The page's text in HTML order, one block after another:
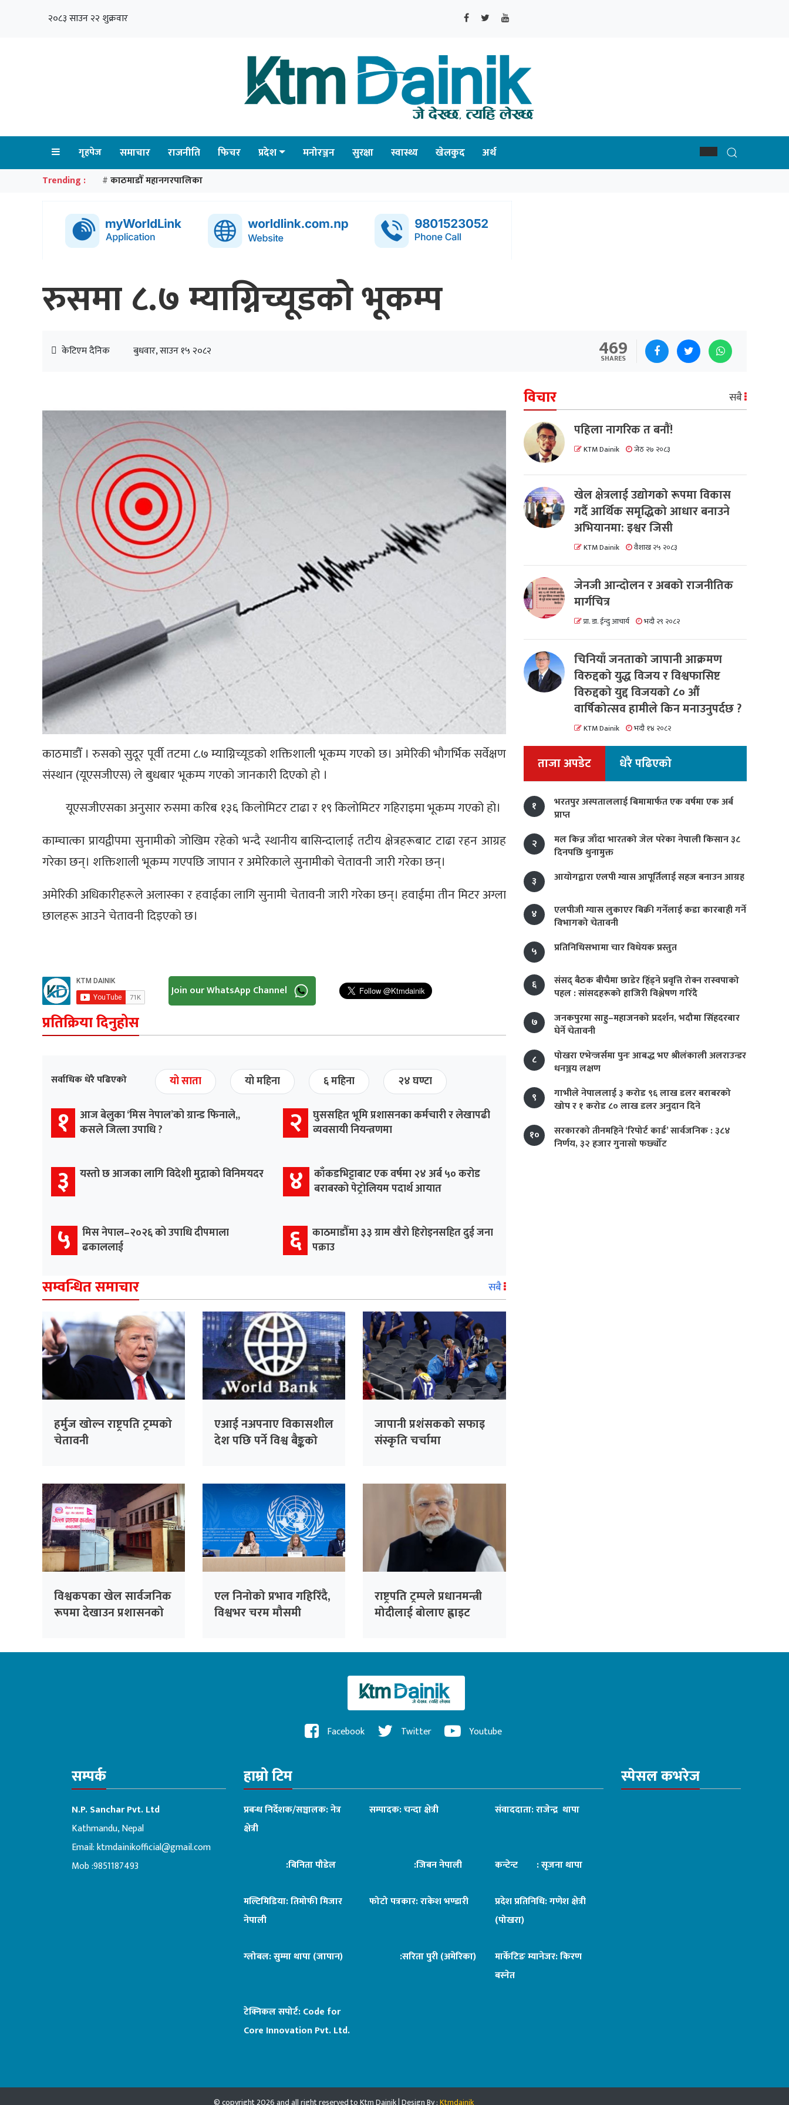
२०८३ साउन २२ शुक्रवार
गृहपेज समाचार राजनीति फिचर प्रदेश मनोरञ्जन सुरक्षा स्वास्थ्य खेलकुद अर्थ
Trending : # काठमाडौँ महानगरपालिका
रुसमा ८.७ म्याग्निच्यूडको भूकम्प
केटिएम दैनिक बुधवार, साउन १५ २०८२ 469
SHARES
काठमाडौँ । रुसको सुदूर पूर्वी तटमा ८.७ म्याग्निच्यूडको शक्तिशाली भूकम्प गएको छ। अमेरिकी भौगर्भिक सर्वेक्षण
संस्थान (यूएसजीएस) ले बुधबार भूकम्प गएको जानकारी दिएको हो ।
यूएसजीएसका अनुसार रुसमा करिब १३६ किलोमिटर टाढा र १९ किलोमिटर गहिराइमा भूकम्प गएको हो।
काम्चात्का प्रायद्वीपमा सुनामीको जोखिम रहेको भन्दै स्थानीय बासिन्दालाई तटीय क्षेत्रहरूबाट टाढा रहन आग्रह
गरेका छन्। शक्तिशाली भूकम्प गएपछि जापान र अमेरिकाले सुनामीको चेतावनी जारी गरेका छन्।
अमेरिकी अधिकारीहरूले अलास्का र हवाईका लागि सुनामी चेतावनी जारी गरेका छन्। हवाईमा तीन मिटर अग्ला
छालहरू आउने चेतावनी दिइएको छ।
Join our WhatsApp Channel
प्रतिक्रिया दिनुहोस
सर्वाधिक धेरै पढिएको यो साता यो महिना ६ महिना २४ घण्टा
१ आज बेलुका ‘मिस नेपाल’को ग्रान्ड फिनाले,,
कसले जित्ला उपाधि ?
२ घुससहित भूमि प्रशासनका कर्मचारी र लेखापढी
व्यवसायी नियन्त्रणमा
३ यस्तो छ आजका लागि विदेशी मुद्राको विनिमयदर ४ काँकडभिट्टाबाट एक वर्षमा २४ अर्ब ५० करोड
बराबरको पेट्रोलियम पदार्थ आयात
५ मिस नेपाल–२०२६ को उपाधि दीपमाला
ढकाललाई
६ काठमाडौँमा ३३ ग्राम खैरो हिरोइनसहित दुई जना
पक्राउ
सम्वन्धित समाचार सबै
हर्मुज खोल्न राष्ट्रपति ट्रम्पको
चेतावनी
एआई नअपनाए विकासशील
देश पछि पर्ने विश्व बैङ्कको
जापानी प्रशंसकको सफाइ
संस्कृति चर्चामा
विश्वकपका खेल सार्वजनिक
रूपमा देखाउन प्रशासनको
एल निनोको प्रभाव गहिरिँदै,
विश्वभर चरम मौसमी
राष्ट्रपति ट्रम्पले प्रधानमन्त्री
मोदीलाई बोलाए ह्वाइट
विचार सबै
पहिला नागरिक त बनाैं!
KTM Dainik जेठ २७ २०८३
खेल क्षेत्रलाई उद्योगको रूपमा विकास
गर्दै आर्थिक समृद्धिको आधार बनाउने
अभियानमा: इश्वर जिसी
KTM Dainik वैशाख २५ २०८३
जेनजी आन्दोलन र अबको राजनीतिक
मार्गचित्र
प्रा. डा. ईन्दु आचार्य भदौ २९ २०८२
चिनियाँ जनताको जापानी आक्रमण
विरुद्दको युद्ध विजय र विश्वफासिष्ट
विरुद्दको युद्द विजयको ८० औं
वार्षिकोत्सव हामीले किन मनाउनुपर्दछ ?
KTM Dainik भदौ १४ २०८२
ताजा अपडेट धेरै पढिएको
१
भरतपुर अस्पताललाई बिमामार्फत एक वर्षमा एक अर्ब
प्राप्त
२
मल किन्न जाँदा भारतको जेल परेका नेपाली किसान ३८
दिनपछि थुनामुक्त
३
आयोगद्वारा एलपी ग्यास आपूर्तिलाई सहज बनाउन आग्रह
४
एलपीजी ग्यास लुकाएर बिक्री गर्नेलाई कडा कारबाही गर्ने
विभागको चेतावनी
५
प्रतिनिधिसभामा चार विधेयक प्रस्तुत
६
संसद् बैठक बीचैमा छाडेर हिँड्ने प्रवृत्ति रोक्न रास्वपाको
पहल : सांसदहरूको हाजिरी विश्लेषण गरिँदै
७
जनकपुरमा साहु–महाजनको प्रदर्शन, भदौमा सिंहदरबार
घेर्ने चेतावनी
८
पोखरा एभेन्जर्समा पुनः आबद्ध भए श्रीलंकाली अलराउन्डर
धनञ्जय लक्षण
९
गाभीले नेपाललाई ३ करोड ९६ लाख डलर बराबरको
खोप र १ करोड ८० लाख डलर अनुदान दिने
१०
सरकारको तीनमहिने ‘रिपोर्ट कार्ड’ सार्वजनिक : ३८४
निर्णय, ३२ हजार गुनासो फर्छ्योट
Facebook Twitter Youtube
सम्पर्क
N.P. Sanchar Pvt. Ltd
Kathmandu, Nepal
Email:ktmdainikofficial@gmail.com
Mob :9851187493
हाम्रो टिम
प्रबन्ध निर्देशक/सञ्चालक: नेत्र
क्षेत्री
सम्पादक: चन्दा क्षेत्री संवाददाता: राजेन्द्र थापा
:बिनिता पौडेल :जिबन नेपाली कन्टेन्ट : सृजना थापा
मल्टिमिडिया: तिमोफी मिजार
नेपाली
फोटो पत्रकार: राकेश भण्डारी
प्रदेश प्रतिनिधि: गणेश क्षेत्री
(पोखरा)
ग्लोबल: सुम्मा थापा (जापान) :सरिता पुरी (अमेरिका)
मार्केटिङ म्यानेजर: किरण
बस्नेत
टेक्निकल सपोर्ट:Code for
Core Innovation Pvt. Ltd.
स्पेसल कभरेज